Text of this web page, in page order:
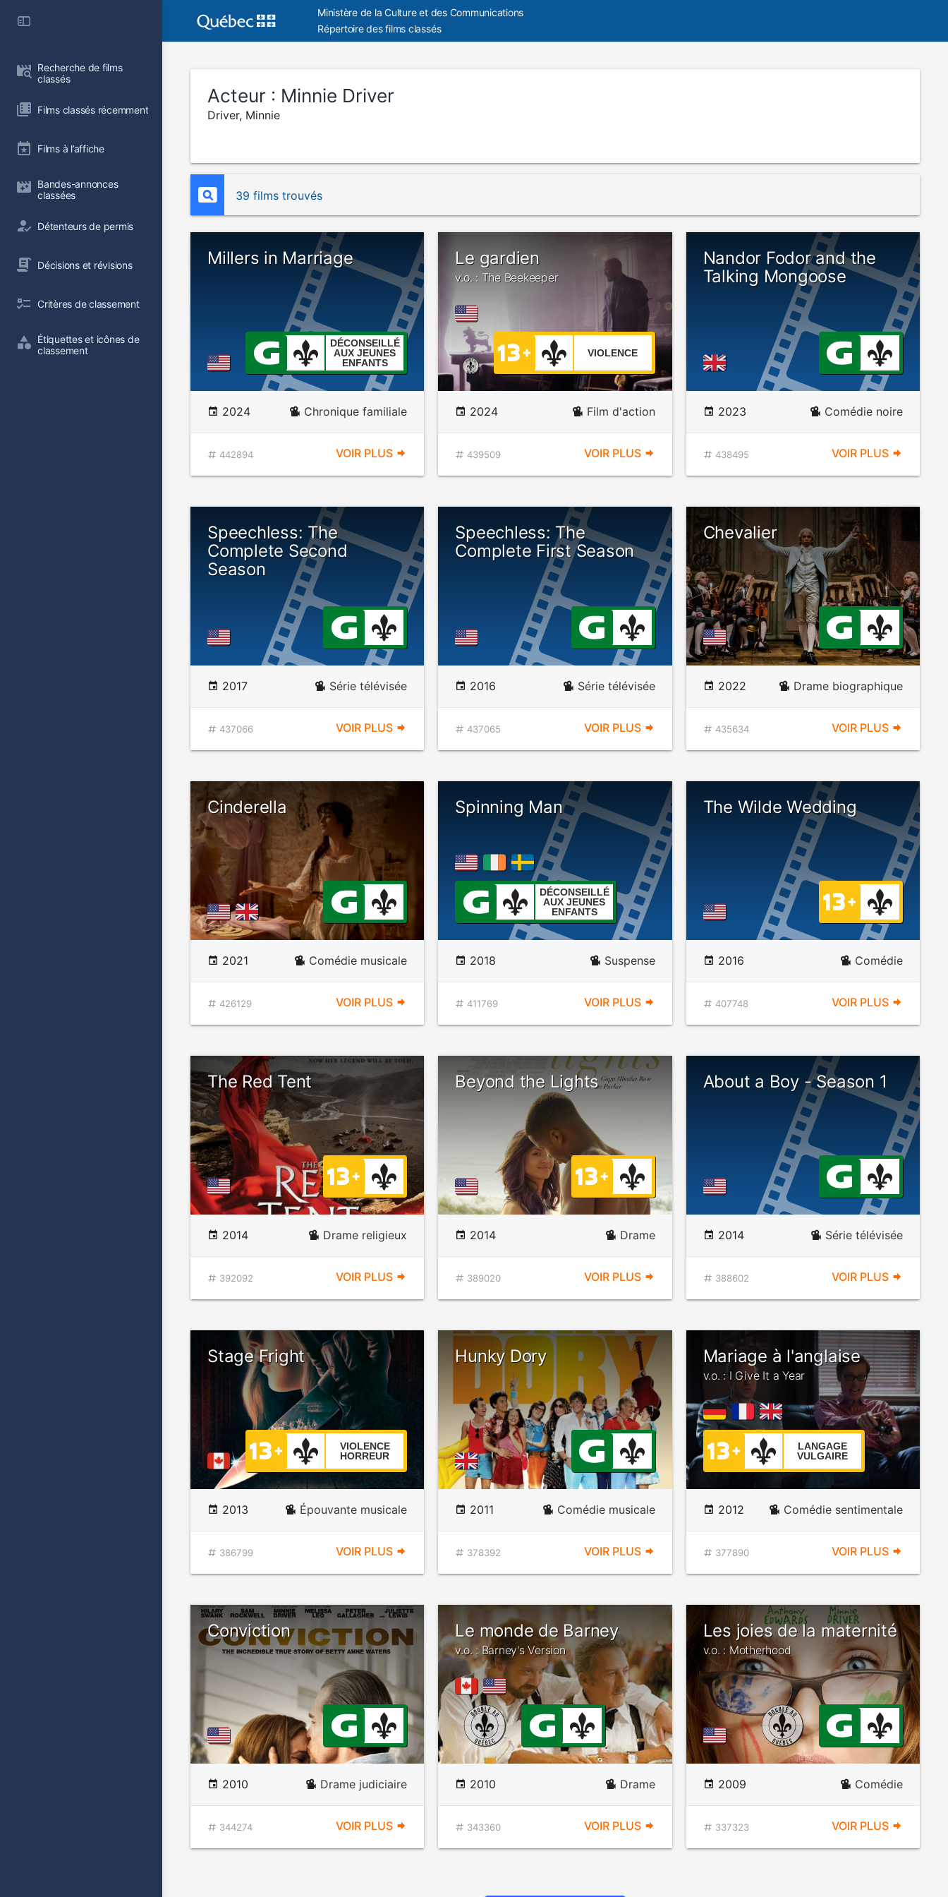
Recherche de films
classés
Films classés récemment
Films à l’affiche
Bandes-annonces
classées
Détenteurs de permis
Décisions et révisions
Critères de classement
Étiquettes et icônes de
classement
Ministère de la Culture et des Communications
Répertoire des films classés
Acteur : Minnie Driver
Driver, Minnie
39 films trouvés
Millers in Marriage
DÉCONSEILLÉ
AUX JEUNES
ENFANTS
2024 Chronique familiale
442894 VOIR PLUS
Le gardien
v.o. : The Beekeeper
VIOLENCE
2024 Film d'action
439509 VOIR PLUS
Nandor Fodor and the
Talking Mongoose
2023 Comédie noire
438495 VOIR PLUS
Speechless: The
Complete Second
Season
2017 Série télévisée
437066 VOIR PLUS
Speechless: The
Complete First Season
2016 Série télévisée
437065 VOIR PLUS
Chevalier
2022 Drame biographique
435634 VOIR PLUS
Cinderella
2021 Comédie musicale
426129 VOIR PLUS
Spinning Man
DÉCONSEILLÉ
AUX JEUNES
ENFANTS
2018 Suspense
411769 VOIR PLUS
The Wilde Wedding
2016 Comédie
407748 VOIR PLUS
The Red Tent
2014 Drame religieux
392092 VOIR PLUS
Beyond the Lights
2014 Drame
389020 VOIR PLUS
About a Boy - Season 1
2014 Série télévisée
388602 VOIR PLUS
Stage Fright
VIOLENCE
HORREUR
2013 Épouvante musicale
386799 VOIR PLUS
Hunky Dory
2011 Comédie musicale
378392 VOIR PLUS
Mariage à l'anglaise
v.o. : I Give It a Year
LANGAGE
VULGAIRE
2012 Comédie sentimentale
377890 VOIR PLUS
Conviction
2010 Drame judiciaire
344274 VOIR PLUS
Le monde de Barney
v.o. : Barney's Version
2010 Drame
343360 VOIR PLUS
Les joies de la maternité
v.o. : Motherhood
2009 Comédie
337323 VOIR PLUS